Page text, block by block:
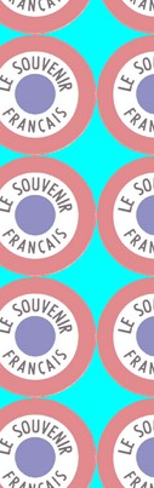
Queste;